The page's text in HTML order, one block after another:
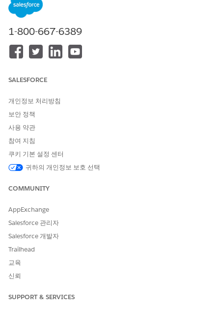
SEE ALSO
SMS Account Summary
Data View: Undeliverable SMS
SMS Message Detail
이 기사를 통해 문제를 해결했습니까?
1-800-667-6389
SALESFORCE
개인정보 처리방침
보안 정책
사용 약관
참여 지침
쿠키 기본 설정 센터
귀하의 개인정보 보호 선택
COMMUNITY
AppExchange
Salesforce 관리자
Salesforce 개발자
Trailhead
교육
신뢰
SUPPORT & SERVICES